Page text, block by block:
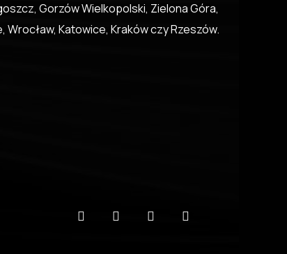
Gorzów Wielkopolski, Zielona Góra,
Wrocław, Katowice, Kraków czy Rzeszów.